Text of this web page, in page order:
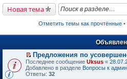
Новая тема
Отметить темы как прочтённые
П
е
р
Предложения по
Последнее сообщение Uksus «
Добавлено в разделе Вопросы к
Ответы: 32